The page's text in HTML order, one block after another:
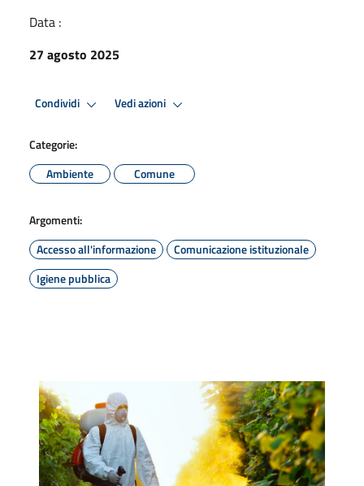
Data :
27 agosto 2025
Condividi Vedi azioni
Categorie:
Ambiente
Comune
Argomenti:
Accesso all'informazione
Comunicazione istituzionale
Igiene pubblica